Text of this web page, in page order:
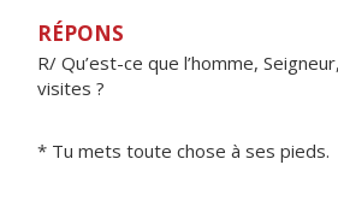
RÉPONS
R/ Qu’est-ce que l’homme,
visites ?
* Tu mets toute chose à ses pieds.